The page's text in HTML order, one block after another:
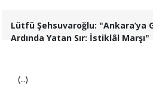
Lütfü Şehsuvaroğlu: "Ankara’ya
Ardında Yatan Sır: İstiklâl Marşı"
(...)